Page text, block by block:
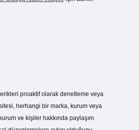
proaktif olarak denetleme veya
herhangi bir marka, kurum veya
ve kişiler hakkında paylaşım